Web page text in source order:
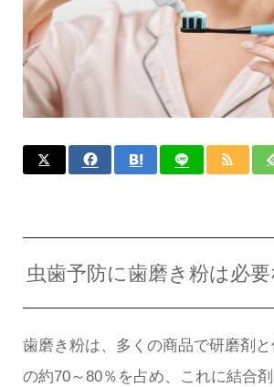
虫歯予防に歯磨き粉は必要
歯磨き粉は、多くの商品で研磨剤
の約70～80％を占め、これに結合